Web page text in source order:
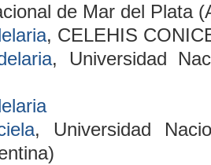
de Mar del Plata
, CELEHIS
, Universidad
, Universidad